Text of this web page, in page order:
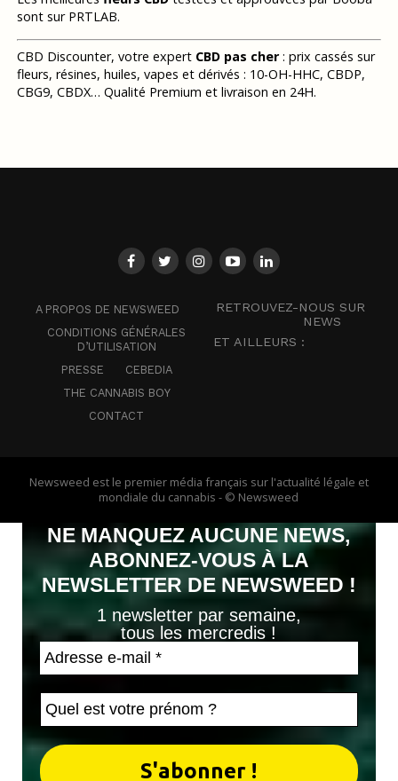
sont sur PRTLAB.
CBD Discounter, votre expert CBD pas cher: prix cassés sur
fleurs, résines, huiles, vapes et dérivés : 10-OH-HHC, CBDP,
CBG9, CBDX… Qualité Premium et livraison en 24H.
A PROPOS DE NEWSWEED
CONDITIONS GÉNÉRALES
D’UTILISATION
PRESSE
CEBEDIA
THE CANNABIS BOY
CONTACT
RETROUVEZ-NOUS SUR
NEWS
ET AILLEURS :
Newsweed est le premier média français sur l'actualité légale et
mondiale du cannabis - © Newsweed
NE MANQUEZ AUCUNE NEWS,
ABONNEZ-VOUS À LA
NEWSLETTER DE NEWSWEED !
1 newsletter par semaine,
tous les mercredis !